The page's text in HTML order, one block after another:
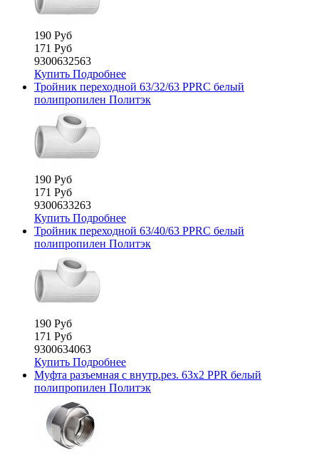
190 Руб
171 Руб
9300632563
Купить Подробнее
Тройник переходной 63/32/63 PPRC белый
полипропилен Политэк
190 Руб
171 Руб
9300633263
Купить Подробнее
Тройник переходной 63/40/63 PPRC белый
полипропилен Политэк
190 Руб
171 Руб
9300634063
Купить Подробнее
Муфта разъемная с внутр.рез. 63х2 PPR белый
полипропилен Политэк